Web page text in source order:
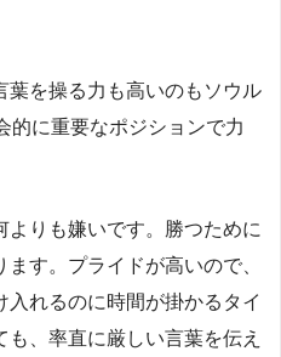
葉を操る力も高いのもソウル
的に重要なポジションで力
よりも嫌いです。勝つために
す。プライドが高いので、
れるのに時間が掛かるタイ
、率直に厳しい言葉を伝え